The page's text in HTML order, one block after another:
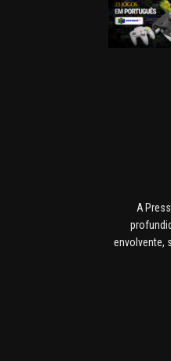
A
envolvente,